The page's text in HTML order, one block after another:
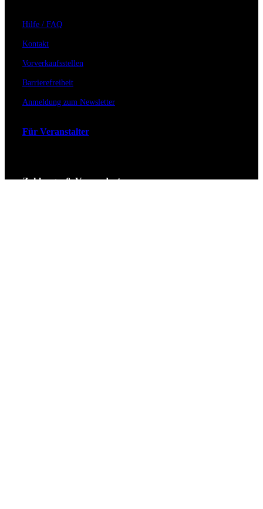
Hilfe / FAQ
Kontakt
Vorverkaufsstellen
Barrierefreiheit
Anmeldung zum Newsletter
Für Veranstalter
Zahlungs- & Versandarten